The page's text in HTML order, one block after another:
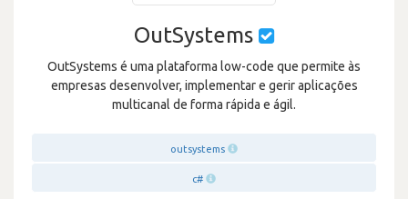
OutSystems
OutSystems é uma plataforma low-code que permite às
empresas desenvolver, implementar e gerir aplicações
multicanal de forma rápida e ágil.
outsystems
c#